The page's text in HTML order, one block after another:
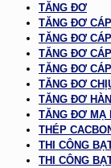
TĂNG ĐƠ
TĂNG ĐƠ CÁP
TĂNG ĐƠ
TĂNG ĐƠ
TĂNG ĐƠ
TĂNG ĐƠ
TĂNG ĐƠ
TĂNG ĐƠ MẠ
THÉP
THI CÔNG
THI CÔNG